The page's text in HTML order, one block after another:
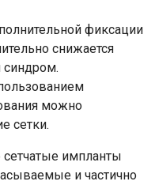
фиксации
снижается
синдром.
можно
сетки.
импланты
и частично